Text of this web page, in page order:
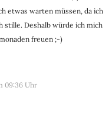
etwas warten müssen, da ich
stille. Deshalb würde ich mich
freuen ;-)
09:36 Uhr